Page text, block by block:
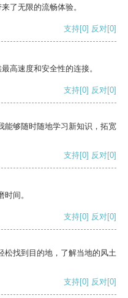
了无限的流畅体验。
支持[0] 反对[0]
高速度和安全性的连接。
支持[0] 反对[0]
能够随时随地学习新知识，拓宽
支持[0] 反对[0]
间。
支持[0] 反对[0]
松找到目的地，了解当地的风土
支持[0] 反对[0]